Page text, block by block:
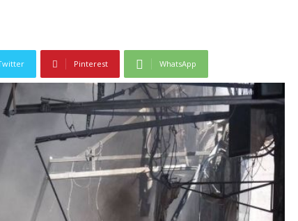
Pinterest WhatsApp